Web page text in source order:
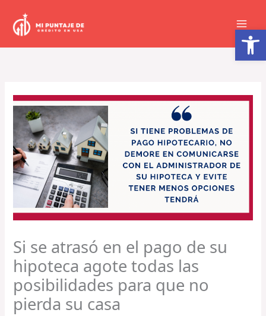
Abrir barra de herramientas
contenido
Si se atrasó en el pago de su
hipoteca agote todas las
posibilidades para que no
pierda su casa